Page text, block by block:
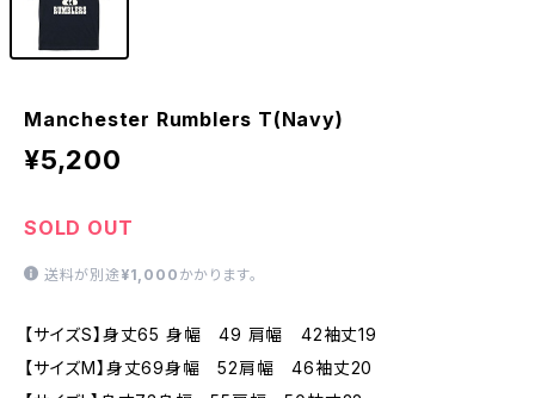
Manchester Rumblers T(Navy)
¥5,200
SOLD OUT
送料が別途 ¥1,000 かかります。
【サイズS】身丈65 身幅 49 肩幅 42袖丈19
【サイズM】身丈69身幅 52肩幅 46袖丈20